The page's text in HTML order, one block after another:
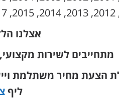
אצלנו
מתחייבים לשירות
הצעת מחיר משתלמת
ליף